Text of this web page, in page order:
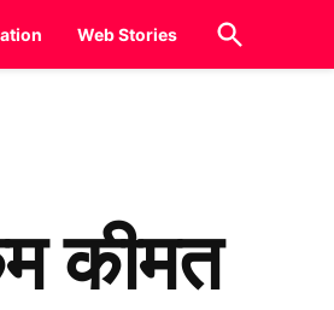
Web Stories
Open
Search
कीमत